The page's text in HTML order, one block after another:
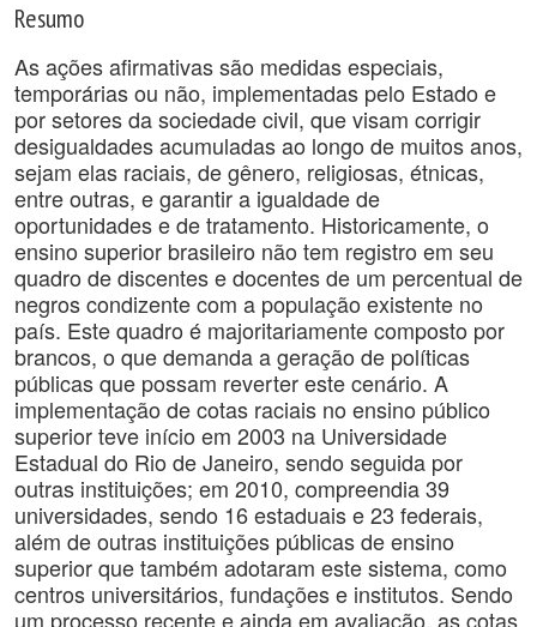
Resumo
As ações afirmativas são medidas especiais,
temporárias ou não, implementadas pelo Estado e
por setores da sociedade civil, que visam corrigir
desigualdades acumuladas ao longo de muitos anos,
sejam elas raciais, de gênero, religiosas, étnicas,
entre outras, e garantir a igualdade de
oportunidades e de tratamento. Historicamente, o
ensino superior brasileiro não tem registro em seu
quadro de discentes e docentes de um percentual de
negros condizente com a população existente no
país. Este quadro é majoritariamente composto por
brancos, o que demanda a geração de políticas
públicas que possam reverter este cenário. A
implementação de cotas raciais no ensino público
superior teve início em 2003 na Universidade
Estadual do Rio de Janeiro, sendo seguida por
outras instituições; em 2010, compreendia 39
universidades, sendo 16 estaduais e 23 federais,
além de outras instituições públicas de ensino
superior que também adotaram este sistema, como
centros universitários, fundações e institutos. Sendo
um processo recente e ainda em avaliação, as cotas